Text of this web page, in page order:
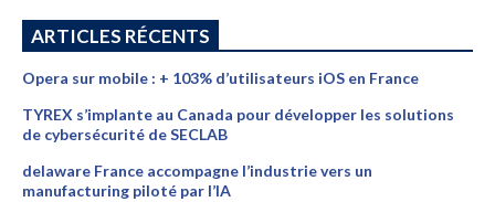
ARTICLES RÉCENTS
Opera sur mobile : + 103% d’utilisateurs iOS en France
TYREX s’implante au Canada pour développer les solutions
de cybersécurité de SECLAB
delaware France accompagne l’industrie vers un
manufacturing piloté par l’IA